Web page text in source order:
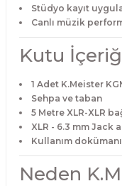
Stüdyo kayıt
Canlı müzik
Kutu
1 Adet K.Meister
Sehpa ve taban
5 Metre XLR-XLR
XLR - 6.3 mm Jack
Kullanım dokümanı
Neden